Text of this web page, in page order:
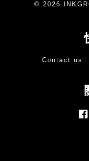
© 2026
Contact us :